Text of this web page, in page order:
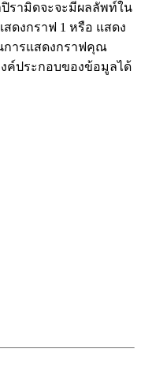
รามิดจะจะมีผลลัพท์ใน
ดงกราฟ 1 หรือ แสดง
การแสดงกราฟคุณ
ค์ประกอบของข้อมูลได้